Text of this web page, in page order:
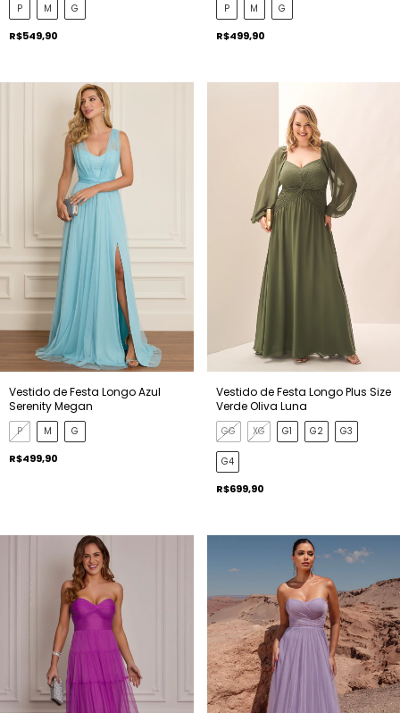
P M G
R$549,90
P M G
R$499,90
Vestido de Festa Longo Azul
Serenity Megan
P M G
R$499,90
Vestido de Festa Longo Plus Size
Verde Oliva Luna
GG XG G1 G2 G3
G4
R$699,90